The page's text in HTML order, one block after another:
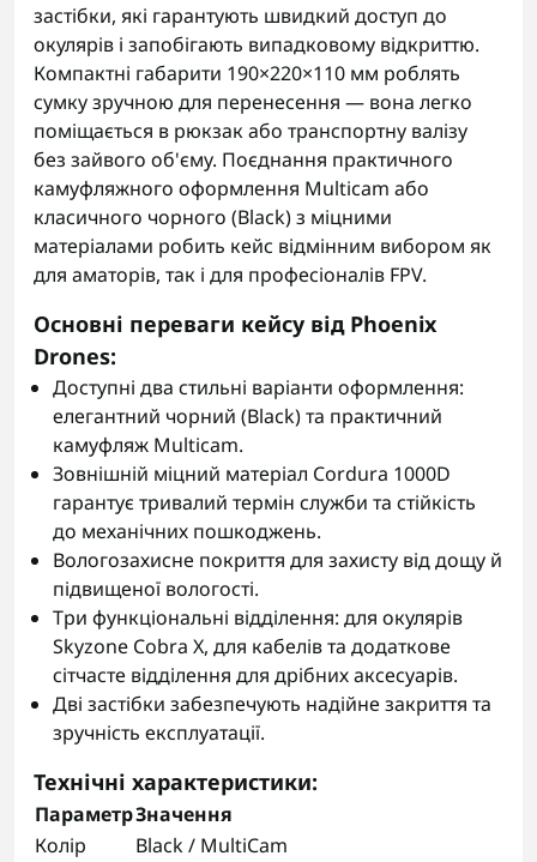
застібки, які гарантують швидкий доступ до
окулярів і запобігають випадковому відкриттю.
Компактні габарити 190×220×110 мм роблять
сумку зручною для перенесення — вона легко
поміщається в рюкзак або транспортну валізу
без зайвого об'єму. Поєднання практичного
камуфляжного оформлення Multicam або
класичного чорного (Black) з міцними
матеріалами робить кейс відмінним вибором як
для аматорів, так і для професіоналів FPV.
Основні переваги кейсу від Phoenix
Drones:
Доступні два стильні варіанти оформлення:
елегантний чорний (Black) та практичний
камуфляж Multicam.
Зовнішній міцний матеріал Cordura 1000D
гарантує тривалий термін служби та стійкість
до механічних пошкоджень.
Вологозахисне покриття для захисту від дощу й
підвищеної вологості.
Три функціональні відділення: для окулярів
Skyzone Cobra X, для кабелів та додаткове
сітчасте відділення для дрібних аксесуарів.
Дві застібки забезпечують надійне закриття та
зручність експлуатації.
Технічні характеристики:
ПараметрЗначення
Колір
Black / MultiCam